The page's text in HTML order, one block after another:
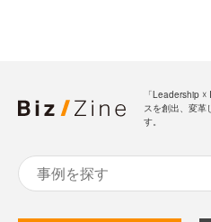
「Leadership
スを創出、変革
す。